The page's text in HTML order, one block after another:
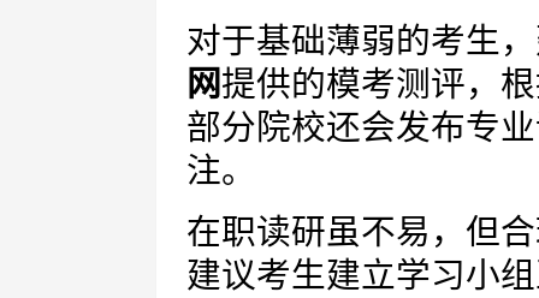
对于基础薄弱的考生
网提供的模考测评，
部分院校还会发布专
注。
在职读研虽不易，但
建议考生建立学习小